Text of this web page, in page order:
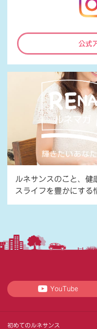
公式
ルネサンスのこと、健
スライフを豊かにする
YouTube
初めてのルネサンス